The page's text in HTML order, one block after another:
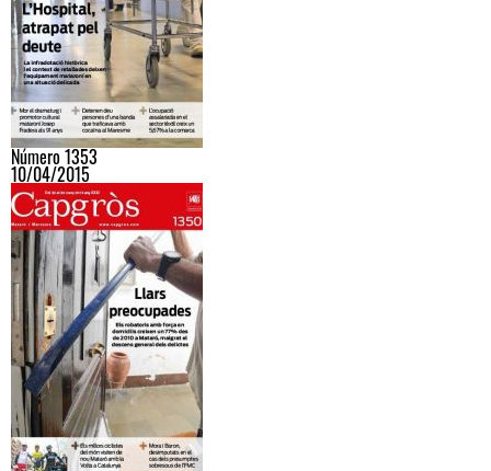
Número 1353
10/04/2015